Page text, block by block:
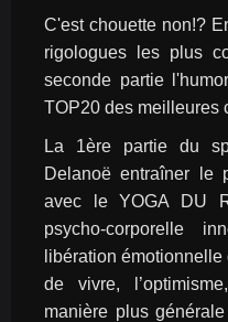
C'est chouette non!?
rigologues les plus
seconde partie
TOP20 des meilleures
La 1ère partie du
Delanoë entraîner le
avec le YOGA DU
psycho-corporelle
libération
de vivre,
manière plus